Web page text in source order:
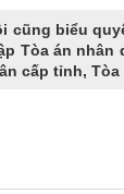
cũng biểu
Tòa án
cấp tỉnh,